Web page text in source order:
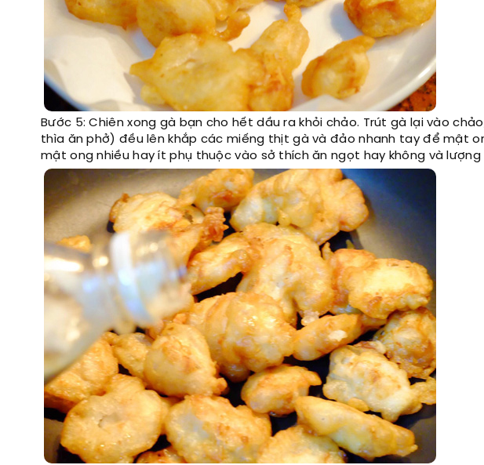
Bước 5: Chiên xong gà bạn cho hết dầu ra khỏi chảo. Trút gà lại vào
thìa ăn phở) đều lên khắp các miếng thịt gà và đảo nhanh tay để mật
mật ong nhiều hay ít phụ thuộc vào sở thích ăn ngọt hay không và lượng